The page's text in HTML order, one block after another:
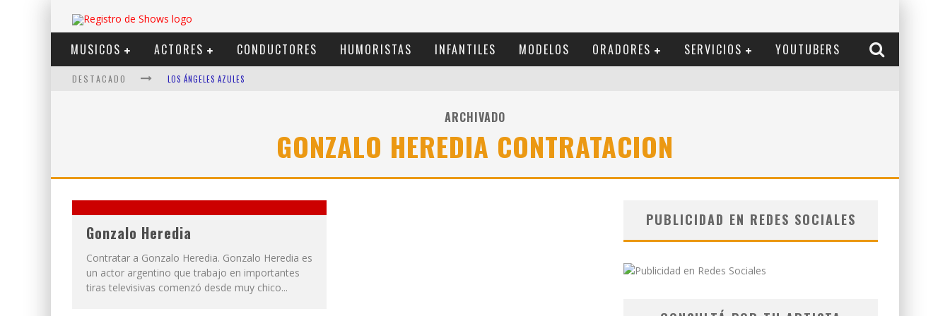
MUSICOS ACTORES CONDUCTORES HUMORISTAS INFANTILES MODELOS ORADORES SERVICIOS YOUTUBERS
DESTACADO LOS ÁNGELES AZULES
DUKI
ARCHIVADO
GONZALO HEREDIA CONTRATACION
Gonzalo Heredia
Contratar a Gonzalo Heredia. Gonzalo Heredia es
un actor argentino que trabajo en importantes
tiras televisivas comenzó desde muy chico...
PUBLICIDAD EN REDES SOCIALES